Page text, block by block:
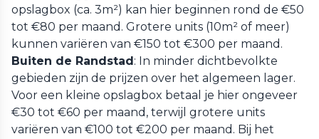
opslagbox (ca. 3m²) kan hier beginnen rond de €50
tot €80 per maand. Grotere units (10m² of meer)
kunnen variëren van €150 tot €300 per maand.
Buiten de Randstad: In minder dichtbevolkte
gebieden zijn de prijzen over het algemeen lager.
Voor een kleine opslagbox betaal je hier ongeveer
€30 tot €60 per maand, terwijl grotere units
variëren van €100 tot €200 per maand. Bij het